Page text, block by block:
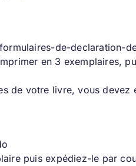
de-declaration-
en 3 exemplaires,
de votre livre, vous devez
puis expédiez-le par